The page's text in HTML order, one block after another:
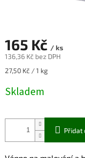
165 Kč / ks
136,36 Kč bez DPH
Měrná
27,50 Kč / 1 kg
Skladem
Přidat